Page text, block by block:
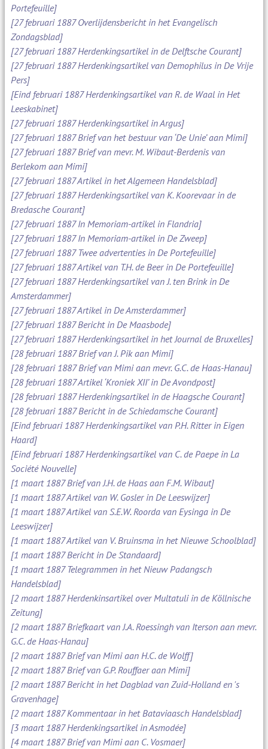
Portefeuille]
[27 februari 1887 Overlijdensbericht in het Evangelisch
Zondagsblad]
[27 februari 1887 Herdenkingsartikel in de Delftsche Courant]
[27 februari 1887 Herdenkingsartikel van Demophilus in De Vrije
Pers]
[Eind februari 1887 Herdenkingsartikel van R. de Waal in Het
Leeskabinet]
[27 februari 1887 Herdenkingsartikel in Argus]
[27 februari 1887 Brief van het bestuur van ‘De Unie’ aan Mimi]
[27 februari 1887 Brief van mevr. M. Wibaut-Berdenis van
Berlekom aan Mimi]
[27 februari 1887 Artikel in het Algemeen Handelsblad]
[27 februari 1887 Herdenkingsartikel van K. Koorevaar in de
Bredasche Courant]
[27 februari 1887 In Memoriam-artikel in Flandria]
[27 februari 1887 In Memoriam-artikel in De Zweep]
[27 februari 1887 Twee advertenties in De Portefeuille]
[27 februari 1887 Artikel van T.H. de Beer in De Portefeuille]
[27 februari 1887 Herdenkingsartikel van J. ten Brink in De
Amsterdammer]
[27 februari 1887 Artikel in De Amsterdammer]
[27 februari 1887 Bericht in De Maasbode]
[27 februari 1887 Herdenkingsartikel in het Journal de Bruxelles]
[28 februari 1887 Brief van J. Pik aan Mimi]
[28 februari 1887 Brief van Mimi aan mevr. G.C. de Haas-Hanau]
[28 februari 1887 Artikel ‘Kroniek XII’ in De Avondpost]
[28 februari 1887 Herdenkingsartikel in de Haagsche Courant]
[28 februari 1887 Bericht in de Schiedamsche Courant]
[Eind februari 1887 Herdenkingsartikel van P.H. Ritter in Eigen
Haard]
[Eind februari 1887 Herdenkingsartikel van C. de Paepe in La
Société Nouvelle]
[1 maart 1887 Brief van J.H. de Haas aan F.M. Wibaut]
[1 maart 1887 Artikel van W. Gosler in De Leeswijzer]
[1 maart 1887 Artikel van S.E.W. Roorda van Eysinga in De
Leeswijzer]
[1 maart 1887 Artikel van V. Bruinsma in het Nieuwe Schoolblad]
[1 maart 1887 Bericht in De Standaard]
[1 maart 1887 Telegrammen in het Nieuw Padangsch
Handelsblad]
[2 maart 1887 Herdenkinsartikel over Multatuli in de Köllnische
Zeitung]
[2 maart 1887 Briefkaart van J.A. Roessingh van Iterson aan mevr.
G.C. de Haas-Hanau]
[2 maart 1887 Brief van Mimi aan H.C. de Wolff]
[2 maart 1887 Brief van G.P. Rouffaer aan Mimi]
[2 maart 1887 Bericht in het Dagblad van Zuid-Holland en 's
Gravenhage]
[2 maart 1887 Kommentaar in het Bataviaasch Handelsblad]
[3 maart 1887 Herdenkingsartikel in Asmodée]
[4 maart 1887 Brief van Mimi aan C. Vosmaer]